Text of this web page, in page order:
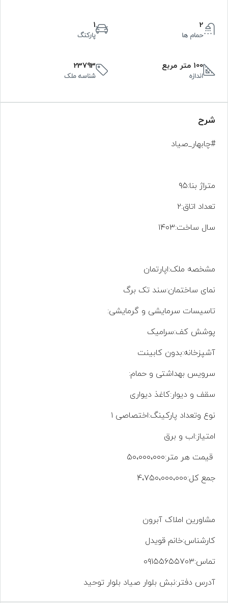
2
حمام ها
1
پارکنگ
100 متر مربع
اندازه
23793
شناسه ملک
شرح
#چابهار_صیاد
متراژ بنا:۹۵
تعداد اتاق:۲
سال ساخت:۱۴۰۳
مشخصه ملک:اپارتمان
نمای ساختمان:سند تک برگ
تاسیسات سرمایشی و گرمایشی:
پوشش کف:سرامیک
آشپزخانه:بدون کابینت
سرویس بهداشتی و حمام:
سقف و دیوار:کاغذ دیواری
نوع وتعداد پارکینگ:اختصاصی ۱
امتیاز:اب و برق
قیمت هر متر:۵۰،۰۰۰،۰۰۰
جمع کل:۴،۷۵۰،۰۰۰،۰۰۰
مشاورین املاک آبرون
کارشناس:خانم قویدل
تماس:۰۹۱۵۵۶۵۵۷۰۳
آدرس دفتر:نبش بلوار صیاد بلوار توحید